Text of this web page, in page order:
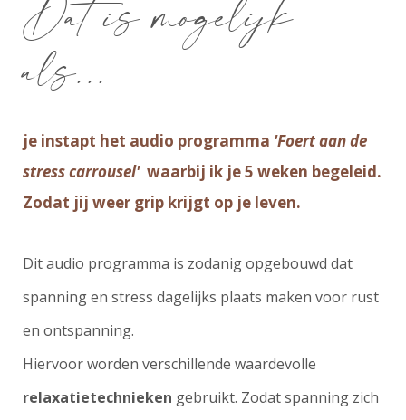
Dat is mogelijk
als...
je instapt het audio programma 'Foert aan de
stress carrousel' waarbij ik je 5 weken begeleid.
Zodat jij weer grip krijgt op je leven.
Dit audio programma is zodanig opgebouwd dat
spanning en stress dagelijks plaats maken voor rust
en ontspanning.
Hiervoor worden verschillende waardevolle
relaxatietechnieken gebruikt. Zodat spanning zich